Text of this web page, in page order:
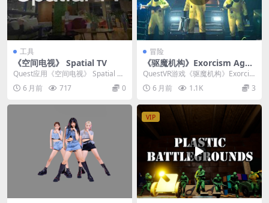
工具
《空间电视》 Spatial TV
Quest应用《空间电视》 Spatial TV
利用空间计算技术打造的下一代
电...6 月前 717 0
冒险
《驱魔机构》Exorcism Agen
cy
QuestVR游戏《驱魔机构》Exorcis
m Agency 是一款专为VR设计...
6 月前 1.1K 3
VIP